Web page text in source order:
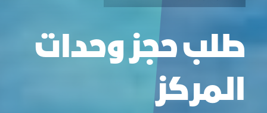
طلب حجز وحدات
المركز